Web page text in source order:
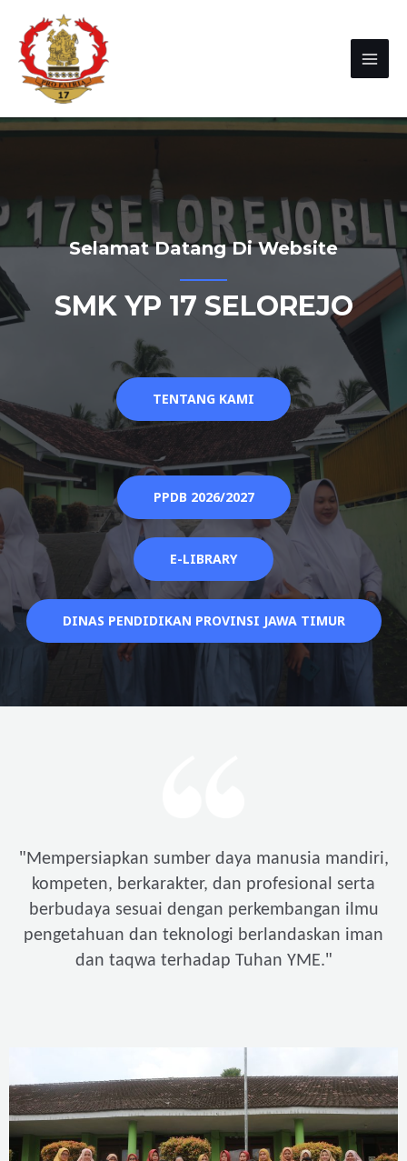
Selamat Datang Di Website
SMK YP 17 SELOREJO
TENTANG KAMI
PPDB 2026/2027
E-LIBRARY
DINAS PENDIDIKAN PROVINSI JAWA TIMUR
"Mempersiapkan sumber daya manusia mandiri,
kompeten, berkarakter, dan profesional serta
berbudaya sesuai dengan perkembangan ilmu
pengetahuan dan teknologi berlandaskan iman
dan taqwa terhadap Tuhan YME."